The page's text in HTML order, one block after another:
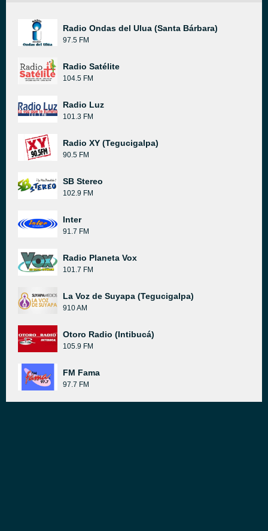
Radio Ondas del Ulua (Santa Bárbara)
97.5 FM
Radio Satélite
104.5 FM
Radio Luz
101.3 FM
Radio XY (Tegucigalpa)
90.5 FM
SB Stereo
102.9 FM
Inter
91.7 FM
Radio Planeta Vox
101.7 FM
La Voz de Suyapa (Tegucigalpa)
910 AM
Otoro Radio (Intibucá)
105.9 FM
FM Fama
97.7 FM